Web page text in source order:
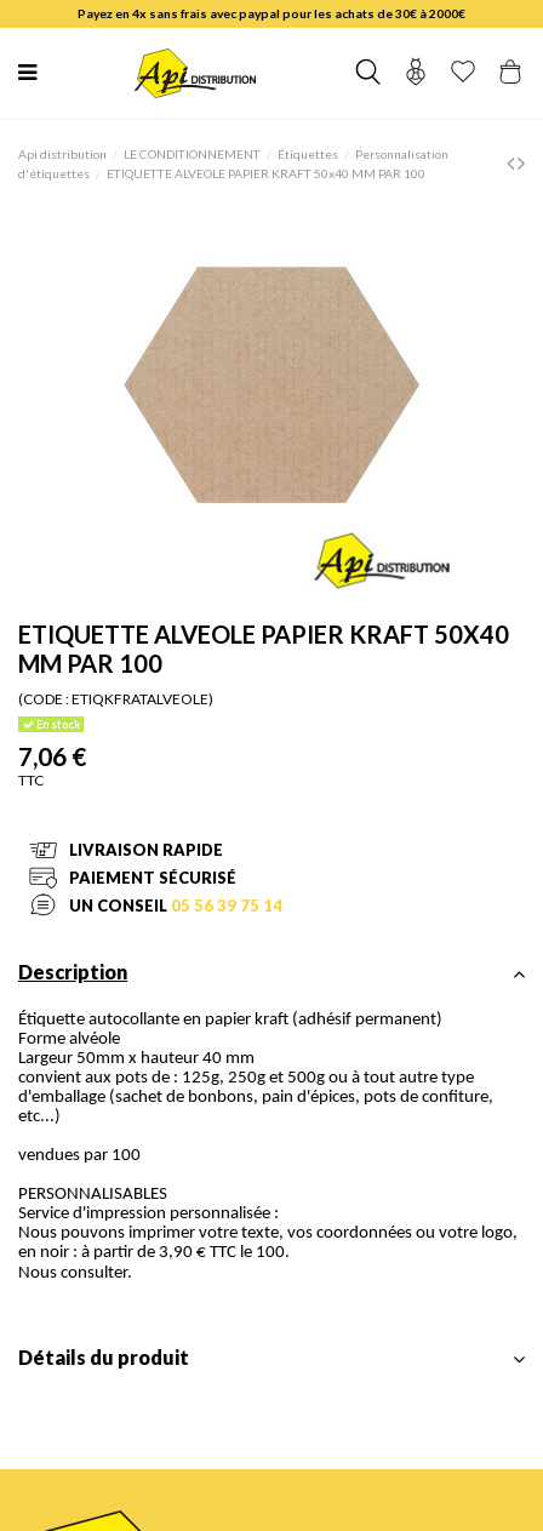
Payez en 4x sans frais avec paypal pour les achats de 30€ à 2000€
Api distribution LE CONDITIONNEMENT Étiquettes
Personnalisation
d'étiquettes
ETIQUETTE ALVEOLE PAPIER KRAFT 50x40 MM PAR 100
ETIQUETTE ALVEOLE PAPIER KRAFT 50X40
MM PAR 100
(CODE :ETIQKFRATALVEOLE)
En stock
7,06 €
TTC
LIVRAISON RAPIDE
PAIEMENT SÉCURISÉ
UN CONSEIL 05 56 39 75 14
Description
Étiquette autocollante en papier kraft (adhésif permanent)
Forme alvéole
Largeur 50mm x hauteur 40 mm
convient aux pots de : 125g, 250g et 500g ou à tout autre type
d'emballage (sachet de bonbons, pain d'épices, pots de confiture,
etc...)
vendues par 100
PERSONNALISABLES
Service d'impression personnalisée :
Nous pouvons imprimer votre texte, vos coordonnées ou votre logo,
en noir : à partir de 3,90 € TTC le 100.
Nous consulter.
Détails du produit